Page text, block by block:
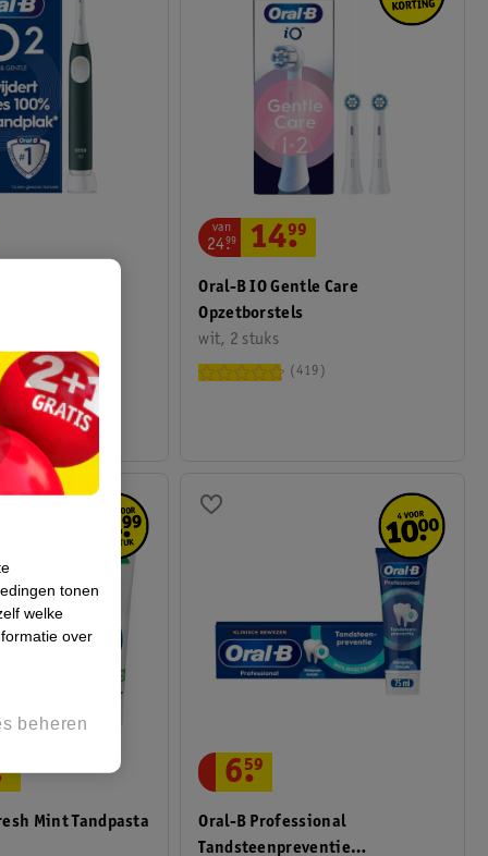
8218
Oral-B IO Gentle Care
Opzetborstels
wit, 2 stuks
van
24.
99 14.
99
419
Mint Tandpasta
Oral-B Professional
Tandsteenpreventie
6.
59
tonen
welke
over
beheren